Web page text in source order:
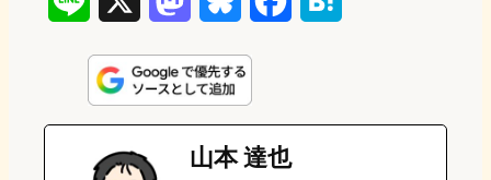
n
e
s
t
o
u
e
s
e
b
e
山本 達也